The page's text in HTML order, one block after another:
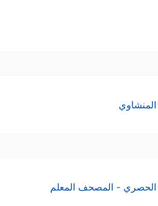
الحصري - المصحف المعلم